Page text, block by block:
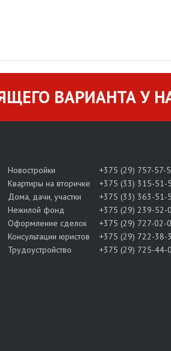
ВАРИАНТА У
Новостройки
+375 (29) 757-57-
Квартиры на вторичке
+375 (33) 315-51-
Дома, дачи, участки
+375 (33) 363-51-
Нежилой фонд
+375 (29) 239-52-
Оформление сделок
+375 (29) 727-02-
Консультации юристов
+375 (29) 722-38-
Трудоустройство
+375 (29) 725-44-